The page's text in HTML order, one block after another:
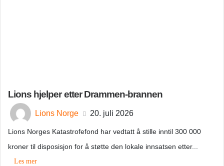
Lions hjelper etter Drammen-brannen
Lions Norge 20. juli 2026
Lions Norges Katastrofefond har vedtatt å stille inntil 300 000
kroner til disposisjon for å støtte den lokale innsatsen etter...
Les mer